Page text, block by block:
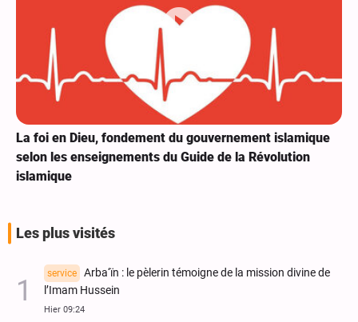
La foi en Dieu, fondement du gouvernement islamique
selon les enseignements du Guide de la Révolution
islamique
Les plus visités
service
Arba‘ïn : le pèlerin témoigne de la mission divine de
l’Imam Hussein
Hier 09:24